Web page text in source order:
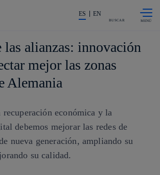
La acción en accionistas e
ES EN
BUSCAR
las alianzas: innovación
mejor las zonas
Alemania
recuperación económica y la
debemos mejorar las redes de
nueva generación, ampliando su
su calidad.